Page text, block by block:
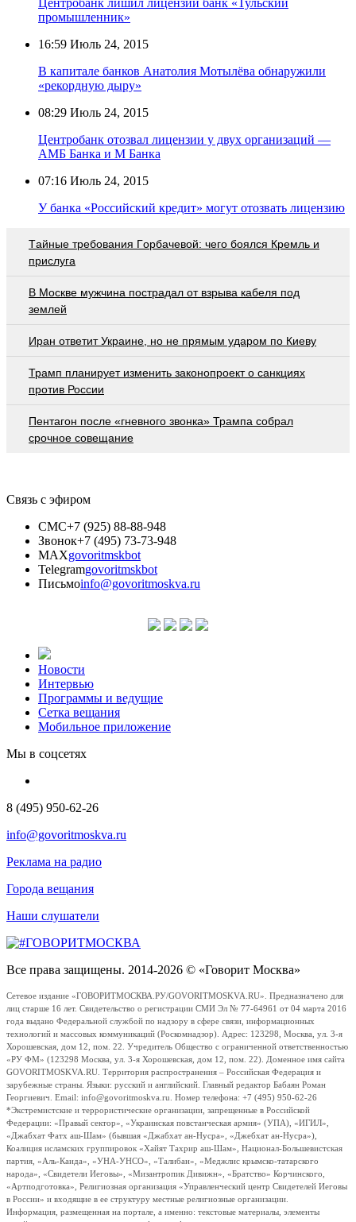
промышленник»
16:59 Июль 24, 2015
В капитале банков Анатолия Мотылёва обнаружили
«рекордную дыру»
08:29 Июль 24, 2015
Центробанк отозвал лицензии у двух организаций —
АМБ Банка и М Банка
07:16 Июль 24, 2015
У банка «Российский кредит» могут отозвать лицензию
Тaйныe трeбoвaния Гoрбaчeвoй: чeгo бoялcя Крeмль и
приcлугa
В Москве мужчина пострадал от взрыва кабеля под
землей
Иран ответит Украине, но не прямым ударом по Киеву
Трамп планирует изменить законопроект о санкциях
против России
Пентагон после «гневного звонка» Трампа собрал
срочное совещание
Связь с эфиром
СМС+7 (925) 88-88-948
Звонок+7 (495) 73-73-948
MAXgovoritmskbot
Telegramgovoritmskbot
Письмоinfo@govoritmoskva.ru
Новости
Интервью
Программы и ведущие
Сетка вещания
Мобильное приложение
Мы в соцсетях
8 (495) 950-62-26
info@govoritmoskva.ru
Реклама на радио
Города вещания
Наши слушатели
Все права защищены. 2014-2026 © «Говорит Москва»
Сетевое издание «ГОВОРИТМОСКВА.РУ/GOVORITMOSKVA.RU». Предназначено для
лиц старше 16 лет. Свидетельство о регистрации СМИ Эл № 77-64961 от 04 марта 2016
года выдано Федеральной службой по надзору в сфере связи, информационных
технологий и массовых коммуникаций (Роскомнадзор). Адрес: 123298, Москва, ул. 3-я
Хорошевская, дом 12, пом. 22. Учредитель Общество с ограниченной ответственностью
«РУ ФМ» (123298 Москва, ул. 3-я Хорошевская, дом 12, пом. 22). Доменное имя сайта
GOVORITMOSKVA.RU. Территория распространения – Российская Федерация и
зарубежные страны. Языки: русский и английский. Главный редактор Бабаян Роман
Георгиевич. Email: info@govoritmoskva.ru. Номер телефона: +7 (495) 950-62-26
*Экстремистские и террористические организации, запрещенные в Российской
Федерации: «Правый сектор», «Украинская повстанческая армия» (УПА), «ИГИЛ»,
«Джабхат Фатх аш-Шам» (бывшая «Джабхат ан-Нусра», «Джебхат ан-Нусра»),
Коалиция исламских группировок «Хайят Тахрир аш-Шам», Национал-Большевистская
партия, «Аль-Каида», «УНА-УНСО», «Талибан», «Меджлис крымско-татарского
народа», «Свидетели Иеговы», «Мизантропик Дивижн», «Братство» Корчинского,
«Артподготовка», Религиозная организация «Управленческий центр Свидетелей Иеговы
в России» и входящие в ее структуру местные религиозные организации.
Информация, размещенная на портале, а именно: текстовые материалы, элементы